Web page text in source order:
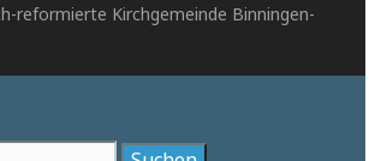
reformierte Kirchgemeinde Binningen-